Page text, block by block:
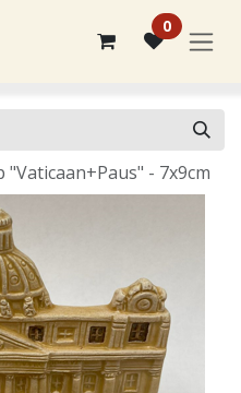
0
- 7x9cm